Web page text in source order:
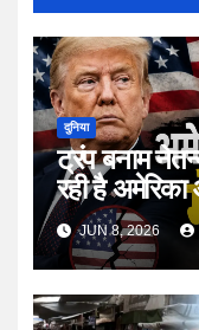
दुनिया
ट्रंप बनाम
रही है
JUN 8, 2026